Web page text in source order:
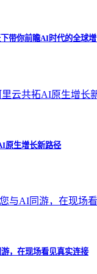
带你前瞻AI时代的全球
原生增长新路径
，在现场看见真实连接